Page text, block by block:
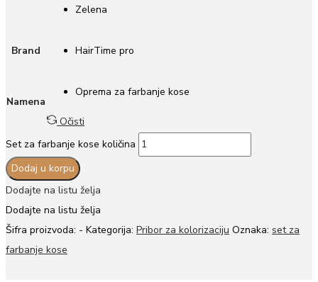
Zelena
Brand HairTime pro
Namena
Oprema za farbanje kose
Očisti
Set za farbanje kose količina
Dodaj u korpu
Dodajte na listu želja
Dodajte na listu želja
Šifra proizvoda: - Kategorija: Pribor za kolorizaciju Oznaka: set za
farbanje kose